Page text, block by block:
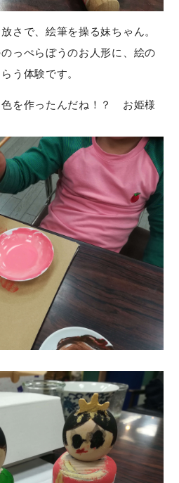
さで、絵筆を操る妹ちゃん。
っぺらぼうのお人形に、絵の
う体験です。
を作ったんだね！？ お姫様